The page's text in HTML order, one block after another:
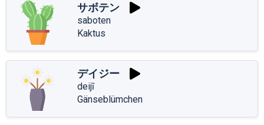
サボテン
saboten
Kaktus
デイジー
deijī
Gänseblümchen